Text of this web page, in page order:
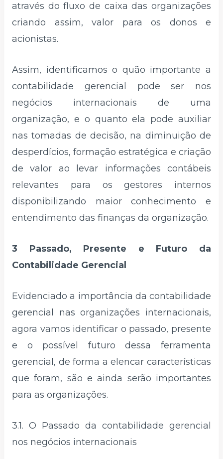
através do fluxo de caixa das organizações
criando assim, valor para os donos e
acionistas.
Assim, identificamos o quão importante a
contabilidade gerencial pode ser nos
negócios internacionais de uma
organização, e o quanto ela pode auxiliar
nas tomadas de decisão, na diminuição de
desperdícios, formação estratégica e criação
de valor ao levar informações contábeis
relevantes para os gestores internos
disponibilizando maior conhecimento e
entendimento das finanças da organização.
3 Passado, Presente e Futuro da
Contabilidade Gerencial
Evidenciado a importância da contabilidade
gerencial nas organizações internacionais,
agora vamos identificar o passado, presente
e o possível futuro dessa ferramenta
gerencial, de forma a elencar características
que foram, são e ainda serão importantes
para as organizações.
3.1. O Passado da contabilidade gerencial
nos negócios internacionais